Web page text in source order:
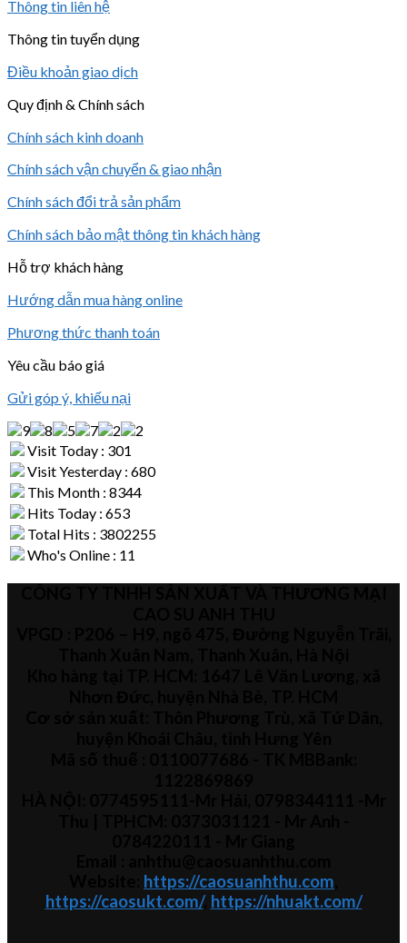
Thông tin liên hệ
Thông tin tuyển dụng
Điều khoản giao dịch
Quy định & Chính sách
Chính sách kinh doanh
Chính sách vận chuyển & giao nhận
Chính sách đổi trả sản phẩm
Chính sách bảo mật thông tin khách hàng
Hỗ trợ khách hàng
Hướng dẫn mua hàng online
Phương thức thanh toán
Yêu cầu báo giá
Gửi góp ý, khiếu nại
Visit Today : 301
Visit Yesterday : 680
This Month : 8344
Hits Today : 653
Total Hits : 3802255
Who's Online : 11
https://caosuanhthu.com
https://caosukt.com/, https://nhuakt.com/